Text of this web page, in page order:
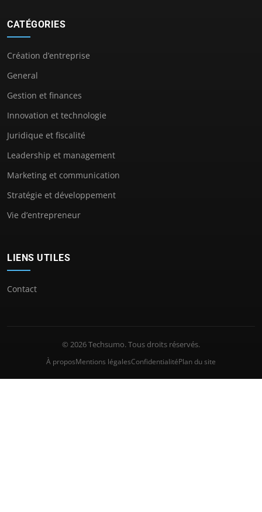
CATÉGORIES
Création d’entreprise
General
Gestion et finances
Innovation et technologie
Juridique et fiscalité
Leadership et management
Marketing et communication
Stratégie et développement
Vie d’entrepreneur
LIENS UTILES
Contact
© 2026 Techsumo. Tous droits réservés.
À proposMentions légalesConfidentialitéPlan du site